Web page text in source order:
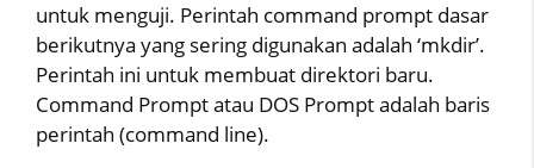
untuk menguji. Perintah command prompt dasar
berikutnya yang sering digunakan adalah ‘mkdir’.
Perintah ini untuk membuat direktori baru.
Command Prompt atau DOS Prompt adalah baris
perintah (command line).